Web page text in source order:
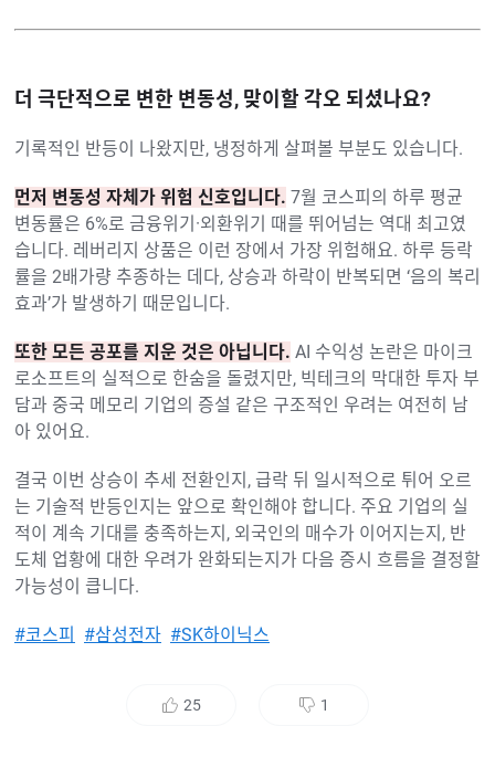
더 극단적으로 변한 변동성, 맞이할 각오 되셨나요?
기록적인 반등이 나왔지만, 냉정하게 살펴볼 부분도 있습니다.
먼저 변동성 자체가 위험 신호입니다. 7월 코스피의 하루 평균
변동률은 6%로 금융위기·외환위기 때를 뛰어넘는 역대 최고였
습니다. 레버리지 상품은 이런 장에서 가장 위험해요. 하루 등락
률을 2배가량 추종하는 데다, 상승과 하락이 반복되면 ‘음의 복리
효과’가 발생하기 때문입니다.
또한 모든 공포를 지운 것은 아닙니다. AI 수익성 논란은 마이크
로소프트의 실적으로 한숨을 돌렸지만, 빅테크의 막대한 투자 부
담과 중국 메모리 기업의 증설 같은 구조적인 우려는 여전히 남
아 있어요.
결국 이번 상승이 추세 전환인지, 급락 뒤 일시적으로 튀어 오르
는 기술적 반등인지는 앞으로 확인해야 합니다. 주요 기업의 실
적이 계속 기대를 충족하는지, 외국인의 매수가 이어지는지, 반
도체 업황에 대한 우려가 완화되는지가 다음 증시 흐름을 결정할
가능성이 큽니다.
#코스피 #삼성전자 #SK하이닉스
좋
25
싫
1